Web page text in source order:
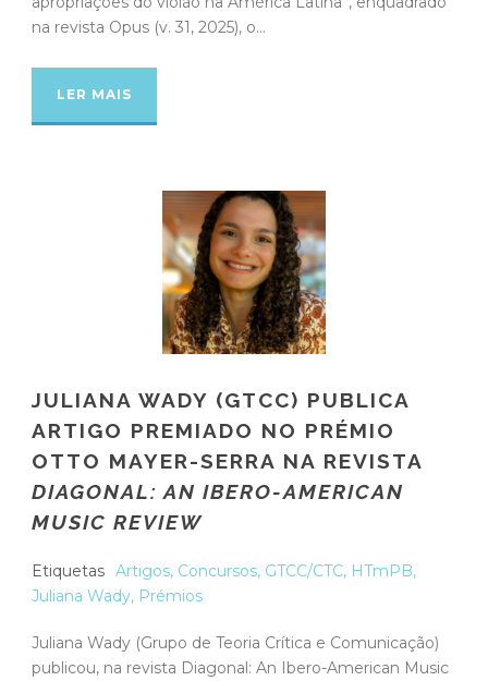
na revista Opus (v. 31, 2025), o...
LER MAIS
JULIANA WADY (GTCC) PUBLICA
ARTIGO PREMIADO NO PRÉMIO
OTTO MAYER-SERRA NA REVISTA
DIAGONAL: AN IBERO-AMERICAN
MUSIC REVIEW
Etiquetas Artigos, Concursos, GTCC/CTC, HTmPB,
Juliana Wady, Prémios
Juliana Wady (Grupo de Teoria Crítica e Comunicação)
publicou, na revista Diagonal: An Ibero-American Music